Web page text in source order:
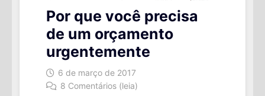
Por que você precisa
de um orçamento
urgentemente
6 de março de 2017
8 Comentários (leia)